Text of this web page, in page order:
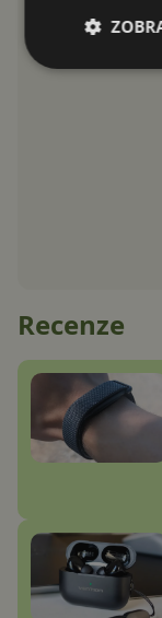
Recenze